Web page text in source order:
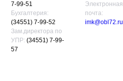
7-99-51
Бухгалтерия:
(34551) 7-99-52
Зам.директора по
УПР: (34551) 7-99-
57
Электронная
почта:
imk@obl72.ru